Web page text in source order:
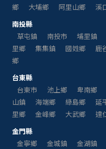
鄉
大埔鄉 阿里山鄉 溪
南投縣
草屯鎮
南投市 埔里鎮
里鄉
集集鎮 國姓鄉 鹿
鄉
台東縣
台東市
池上鄉 卑南鄉
山鎮
海端鄉 綠島鄉 延
里鄉
金峰鄉 大武鄉
達
金門縣
金寧鄉
金城鎮 金湖鎮